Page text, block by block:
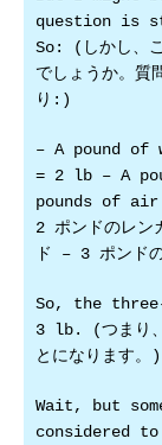
question is
So: (しかし、
でしょうか。質
り:)
– A pound of
= 2 lb – A
pounds of
2 ポンドのレ
ド – 3 ポンド
So, the
3 lb. (つまり、
とになります。)
Wait, but
considered